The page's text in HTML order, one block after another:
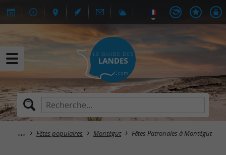
Fêtes populaires Montégut Fêtes Patronales à Montégut